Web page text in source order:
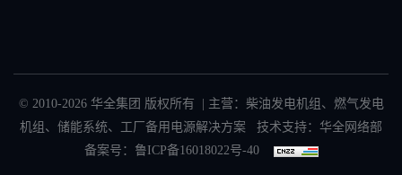
© 2010-2026 华全集团 版权所有 | 主营： 柴油发电机组 、 燃气发电
机组 、 储能系统、 工厂备用电源解决方案 技术支持：华全网络部
备案号： 鲁ICP备16018022号-40